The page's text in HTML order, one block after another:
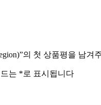
의 첫 상품평을 남겨
는 *로 표시됩니다